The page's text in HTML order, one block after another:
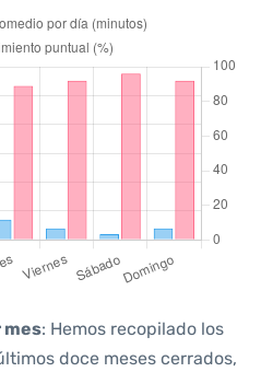
mes: Hemos recopilado los
doce meses cerrados,